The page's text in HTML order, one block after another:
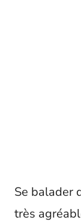
Se balader
très